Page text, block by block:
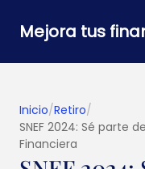
Mejora tus
Inicio/Retiro/
SNEF 2024: Sé parte
Financiera